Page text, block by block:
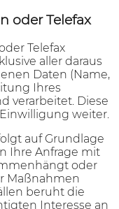
oder Telefax
Telefax
aller daraus
Daten (Name,
Ihres
verarbeitet. Diese
weiter.
auf Grundlage
Ihre Anfrage mit
oder
Maßnahmen
beruht die
Interesse an